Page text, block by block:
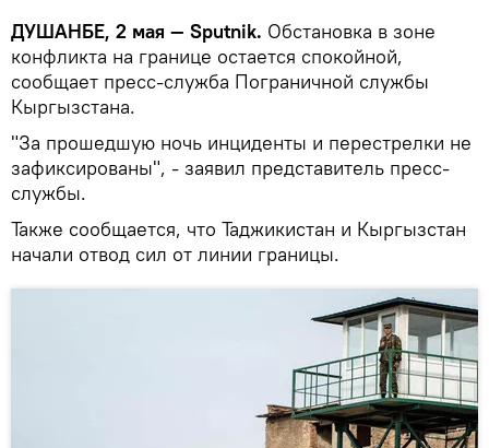
ДУШАНБЕ, 2 мая — Sputnik. Обстановка в зоне
конфликта на границе остается спокойной,
сообщает пресс-служба Пограничной службы
Кыргызстана.
"За прошедшую ночь инциденты и перестрелки не
зафиксированы", - заявил представитель пресс-
службы.
Также сообщается, что Таджикистан и Кыргызстан
начали отвод сил от линии границы.